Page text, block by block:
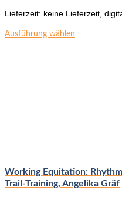
Lieferzeit: keine Lieferzeit,
Ausführung wählen
gewählt
werden
Working Equitation:
Trail-Training, Angelika Gräf